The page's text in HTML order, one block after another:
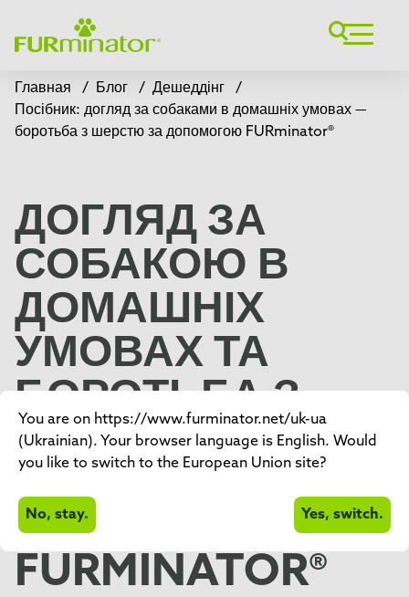
Главная / Блог / Дешеддінг
/
Посібник: догляд за собаками в домашніх умовах —
боротьба з шерстю за допомогою FURminator®
ДОГЛЯД ЗА
СОБАКОЮ В
ДОМАШНІХ
УМОВАХ ТА
БОРОТЬБА З
ШЕРСТЮ ЗА
ДОПОМОГОЮ
ПОСІБНИКА ВІД
FURMINATOR®
You are on https://www.furminator.net/uk-ua
(Ukrainian). Your browser language is English. Would
you like to switch to the European Union site?
No, stay. Yes, switch.